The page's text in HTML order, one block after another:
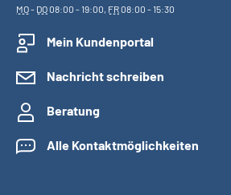
MO- DO08:00 - 19:00, FR08:00 - 15:30
Mein Kundenportal
Nachricht schreiben
Beratung
Alle Kontaktmöglichkeiten